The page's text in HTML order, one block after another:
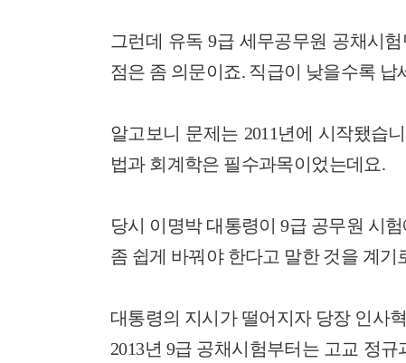
그런데 유독 9급 세무공무원 공채시
점은 좀 의문이죠. 직급이 낮을수록
알고보니 문제는 2011년에 시작됐습
법과 회계학은 필수과목이었는데요.
당시 이명박 대통령이 9급 공무원 시
좀 쉽게 바꿔야 한다고 말한 것을 계
대통령의 지시가 떨어지자 당장 인사
2013년 9급 공채시험부터는 고교 정